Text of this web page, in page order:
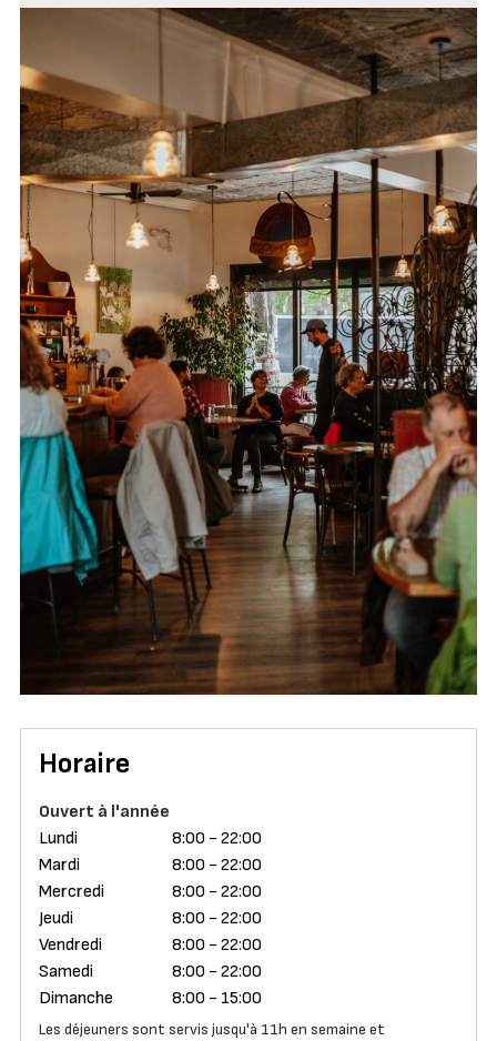
Horaire
Ouvert à l'année
Lundi
8:00 - 22:00
Mardi
8:00 - 22:00
Mercredi
8:00 - 22:00
Jeudi
8:00 - 22:00
Vendredi
8:00 - 22:00
Samedi
8:00 - 22:00
Dimanche
8:00 - 15:00
Les déjeuners sont servis jusqu'à 11h en semaine et